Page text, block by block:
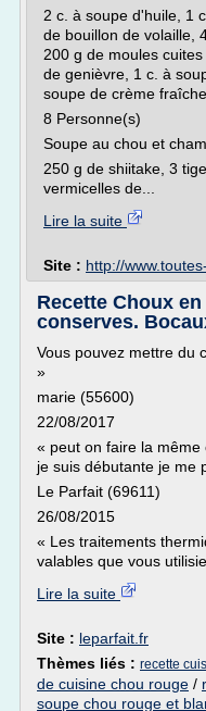
2 c. à soupe d'huile, 1
de bouillon de volaille,
200 g de moules
de genièvre, 1 c. à
soupe de crème fraîche
8 Personne(s)
Soupe au chou et
250 g de shiitake, 3
vermicelles de...
Lire la suite
Site : http://
Recette Choux
conserves.
Vous pouvez mettre du
»
marie (55600)
22/08/2017
« peut on faire la
je suis débutante je me
Le Parfait (69611)
26/08/2015
« Les traitements
valables que vous
Lire la suite
Site : leparfait.fr
Thèmes liés : recette
de cuisine chou rouge /
soupe chou rouge et